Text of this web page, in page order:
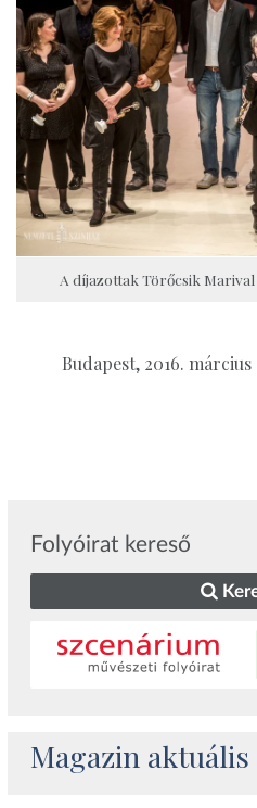
A díjazottak Törőcsik
Budapest, 2016.
Folyóirat kereső
Magazin aktuális